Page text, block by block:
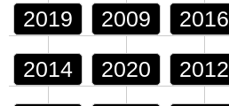
2019 2009 2016
2014 2020 2012